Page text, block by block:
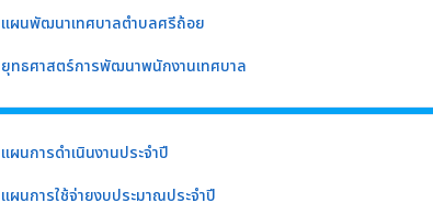
แผนพัฒนาเทศบาลตำบลศรีถ้อย
ยุทธศาสตร์การพัฒนาพนักงานเทศบาล
แผนการดำเนินงานประจำปี
แผนการใช้จ่ายงบประมาณประจำปี